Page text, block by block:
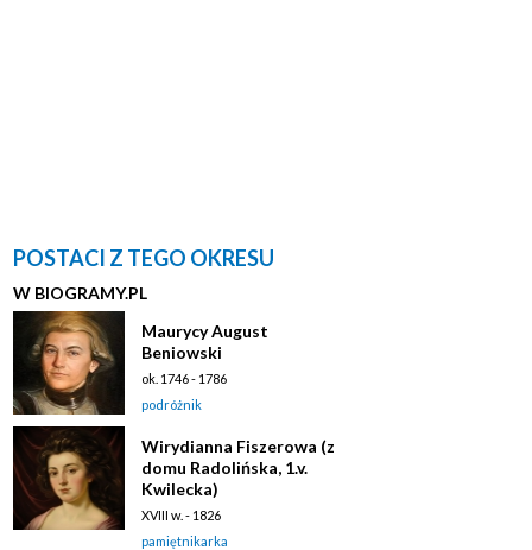
POSTACI Z TEGO OKRESU
W BIOGRAMY.PL
Maurycy August
Beniowski
ok. 1746 - 1786
podróżnik
Wirydianna Fiszerowa (z
domu Radolińska, 1.v.
Kwilecka)
XVIII w. - 1826
pamiętnikarka